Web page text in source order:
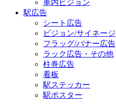
車内ビジョン
駅広告
シート広告
ビジョン/サイネージ
フラッグ/バナー広告
ラック広告・その他
柱巻広告
看板
駅ステッカー
駅ポスター